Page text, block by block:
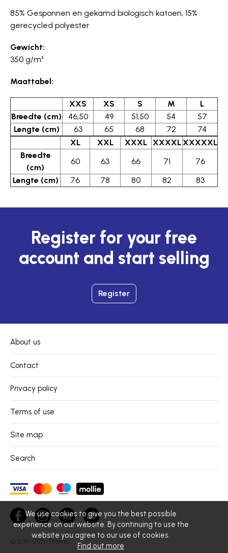
85% Gesponnen en gekamd biologisch katoen, 15%
gerecycled polyester
Gewicht:
350 g/m²
Maattabel:
XXS XS S M
L
Breedte (cm)
46,50 49 51,50 54
57
Lengte (cm)
63 65 68 72
74
XL
XXL XXXL XXXXLXXXXXL
Breedte
(cm)
60 63 66 71
76
Lengte (cm)
76 78 80 82 83
Register for your free
account and start selling
Register
About us
Contact
Privacy policy
Terms of use
Site map
Search
© 2019–2026 Promio
We use cookies to give you the best possible
experience on our website. By continuing to use the
website you agree to our use of cookies.
Find out more